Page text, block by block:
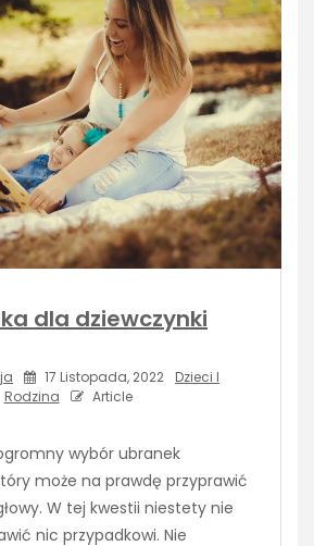
dla dziewczynki
17 Listopada, 2022
Dzieci I
Rodzina
Article
wybór ubranek
może na prawdę przyprawić
W tej kwestii niestety nie
nic przypadkowi. Nie